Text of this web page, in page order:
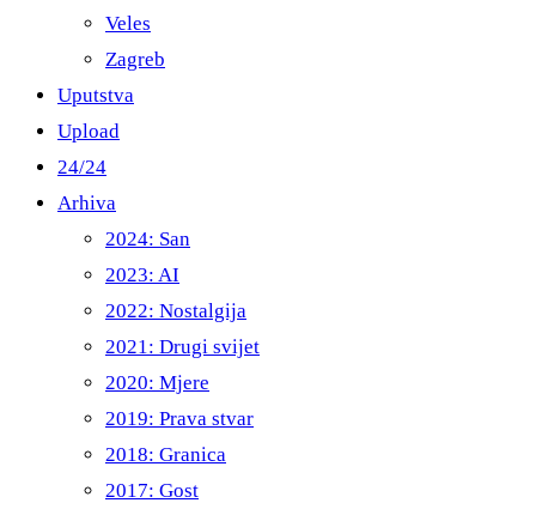
Veles
Zagreb
Uputstva
Upload
24/24
Arhiva
2024: San
2023: AI
2022: Nostalgija
2021: Drugi svijet
2020: Mjere
2019: Prava stvar
2018: Granica
2017: Gost